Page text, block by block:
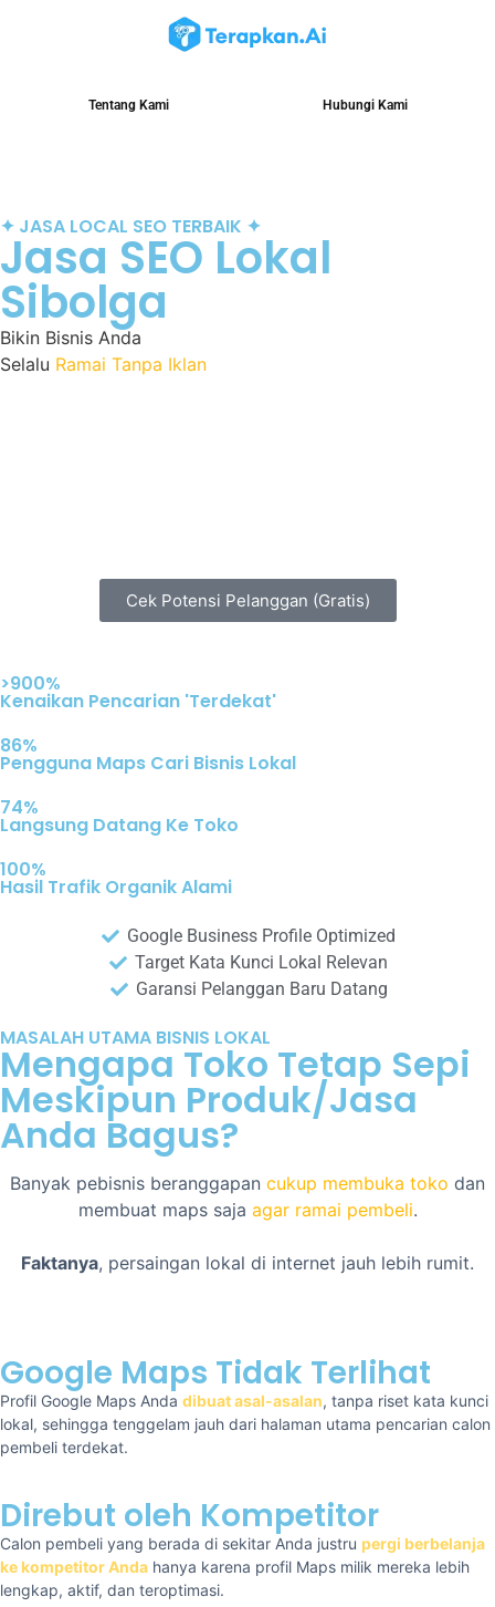
Tentang Kami Hubungi Kami
✦ JASA LOCAL SEO TERBAIK ✦
Jasa SEO Lokal
Sibolga
Bikin Bisnis Anda
Selalu Ramai Tanpa Iklan
Cek Potensi Pelanggan (Gratis)
>900%
Kenaikan Pencarian 'Terdekat'
86%
Pengguna Maps Cari Bisnis Lokal
74%
Langsung Datang Ke Toko
100%
Hasil Trafik Organik Alami
Google Business Profile Optimized
Target Kata Kunci Lokal Relevan
Garansi Pelanggan Baru Datang
MASALAH UTAMA BISNIS LOKAL
Mengapa Toko Tetap Sepi
Meskipun Produk/Jasa
Anda Bagus?
Banyak pebisnis beranggapan cukup membuka toko dan
membuat maps saja agar ramai pembeli.
Faktanya, persaingan lokal di internet jauh lebih rumit.
Google Maps Tidak Terlihat
Profil Google Maps Anda dibuat asal-asalan, tanpa riset kata kunci
lokal, sehingga tenggelam jauh dari halaman utama pencarian calon
pembeli terdekat.
Direbut oleh Kompetitor
Calon pembeli yang berada di sekitar Anda justru pergi berbelanja
ke kompetitor Anda hanya karena profil Maps milik mereka lebih
lengkap, aktif, dan teroptimasi.